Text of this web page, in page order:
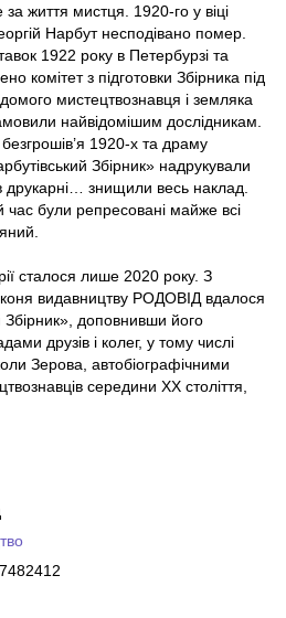
життя мистця. 1920-го у віці
Нарбут несподівано помер.
1922 року в Петербурзі та
комітет з підготовки Збірника під
мистецтвознавця і земляка
найвідомішим дослідникам.
1920-х та драму
Збірник» надрукували
друкарні… знищили весь наклад.
були репресовані майже всі
сталося лише 2020 року. З
видавництву РОДОВІД вдалося
Збірник», доповнивши його
друзів і колег, у тому числі
Зерова, автобіографічними
середини ХХ століття,